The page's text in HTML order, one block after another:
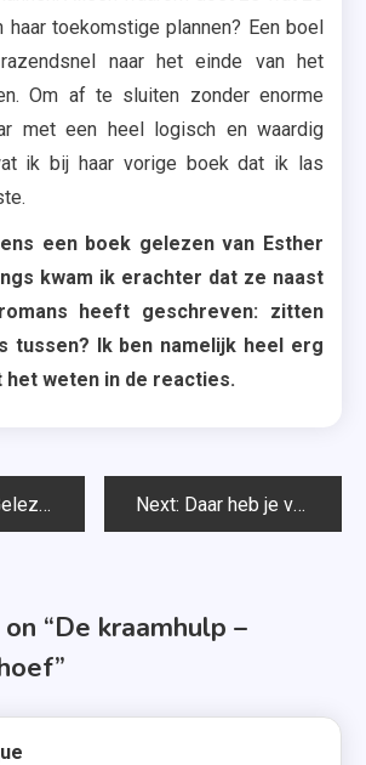
toekomstige plannen? Een boel
naar het einde van het
Om af te sluiten zonder enorme
met een heel logisch en waardig
ik bij haar vorige boek dat ik las
een boek gelezen van Esther
kwam ik erachter dat ze naast
heeft geschreven: zitten
tussen? Ik ben namelijk heel erg
het weten in de reacties.
in juni en juli 2017 Next: Daar heb je vrienden voor (Vrienden #2) – Astrid Harrewijn
“De kraamhulp –
”